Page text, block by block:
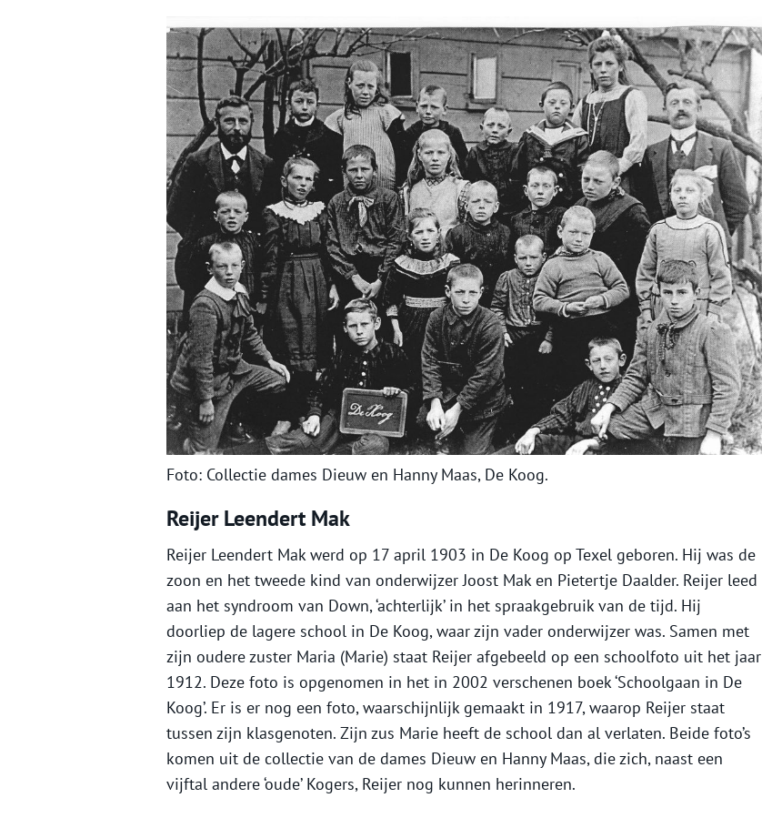
Foto: Collectie dames Dieuw en Hanny Maas, De Koog.
Reijer Leendert Mak
Reijer Leendert Mak werd op 17 april 1903 in De Koog op Texel geboren. Hij was de
zoon en het tweede kind van onderwijzer Joost Mak en Pietertje Daalder. Reijer leed
aan het syndroom van Down, ‘achterlijk’ in het spraakgebruik van de tijd. Hij
doorliep de lagere school in De Koog, waar zijn vader onderwijzer was. Samen met
zijn oudere zuster Maria (Marie) staat Reijer afgebeeld op een schoolfoto uit het jaar
1912. Deze foto is opgenomen in het in 2002 verschenen boek ‘Schoolgaan in De
Koog’. Er is er nog een foto, waarschijnlijk gemaakt in 1917, waarop Reijer staat
tussen zijn klasgenoten. Zijn zus Marie heeft de school dan al verlaten. Beide foto’s
komen uit de collectie van de dames Dieuw en Hanny Maas, die zich, naast een
vijftal andere ‘oude’ Kogers, Reijer nog kunnen herinneren.